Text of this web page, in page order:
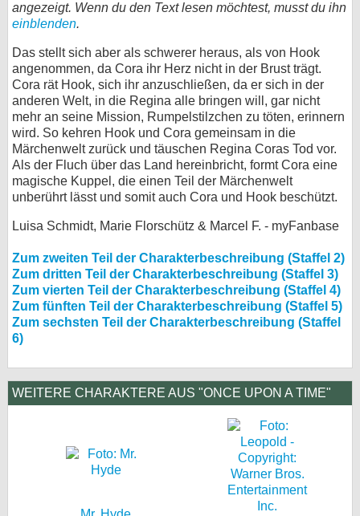
angezeigt. Wenn du den Text lesen möchtest, musst du ihn
einblenden.
Das stellt sich aber als schwerer heraus, als von Hook
angenommen, da Cora ihr Herz nicht in der Brust trägt.
Cora rät Hook, sich ihr anzuschließen, da er sich in der
anderen Welt, in die Regina alle bringen will, gar nicht
mehr an seine Mission, Rumpelstilzchen zu töten, erinnern
wird. So kehren Hook und Cora gemeinsam in die
Märchenwelt zurück und täuschen Regina Coras Tod vor.
Als der Fluch über das Land hereinbricht, formt Cora eine
magische Kuppel, die einen Teil der Märchenwelt
unberührt lässt und somit auch Cora und Hook beschützt.
Luisa Schmidt, Marie Florschütz & Marcel F. - myFanbase
Zum zweiten Teil der Charakterbeschreibung (Staffel 2)
Zum dritten Teil der Charakterbeschreibung (Staffel 3)
Zum vierten Teil der Charakterbeschreibung (Staffel 4)
Zum fünften Teil der Charakterbeschreibung (Staffel 5)
Zum sechsten Teil der Charakterbeschreibung (Staffel
6)
WEITERE CHARAKTERE AUS "ONCE UPON A TIME"